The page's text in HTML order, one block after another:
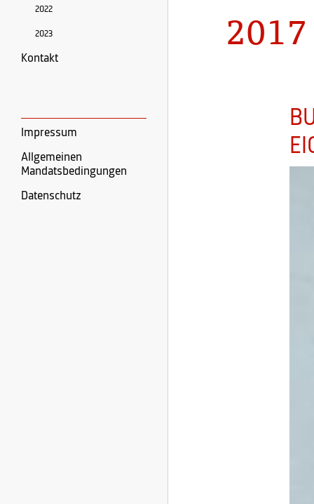
2022
2023
Kontakt
Impressum
Allgemeinen
Mandatsbedingungen
Datenschutz
2017